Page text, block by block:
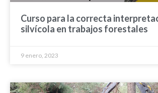
Curso para la correcta
silvícola en trabajos forestales
9 enero, 2023